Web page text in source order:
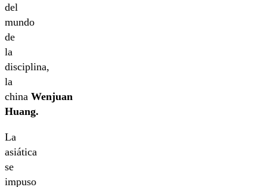
del
mundo
de
la
disciplina,
la
china Wenjuan
Huang.
La
asiática
se
impuso